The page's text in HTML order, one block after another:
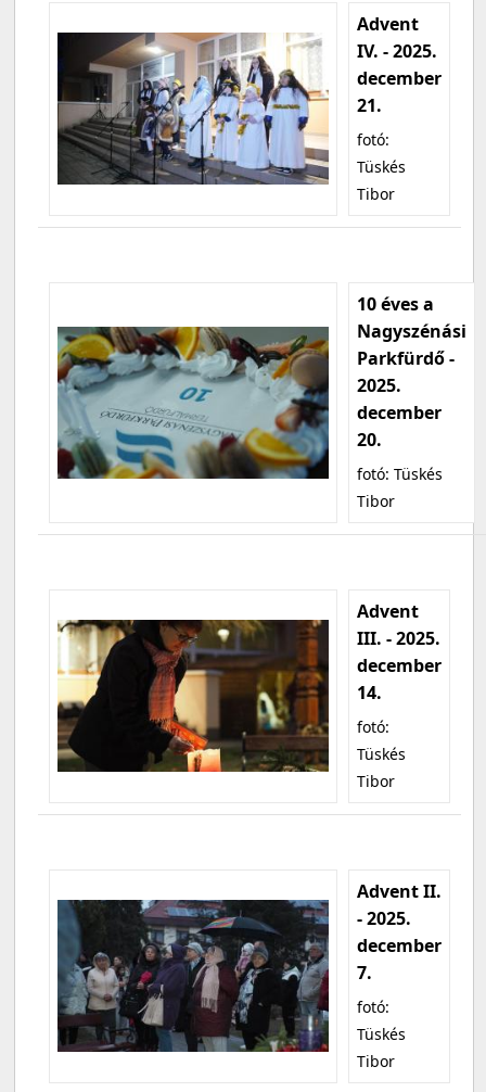
Advent
IV. - 2025.
december
21.
fotó:
Tüskés
Tibor
10 éves a
Nagyszénási
Parkfürdő -
2025.
december
20.
fotó: Tüskés
Tibor
Advent
III. - 2025.
december
14.
fotó:
Tüskés
Tibor
Advent II.
- 2025.
december
7.
fotó:
Tüskés
Tibor